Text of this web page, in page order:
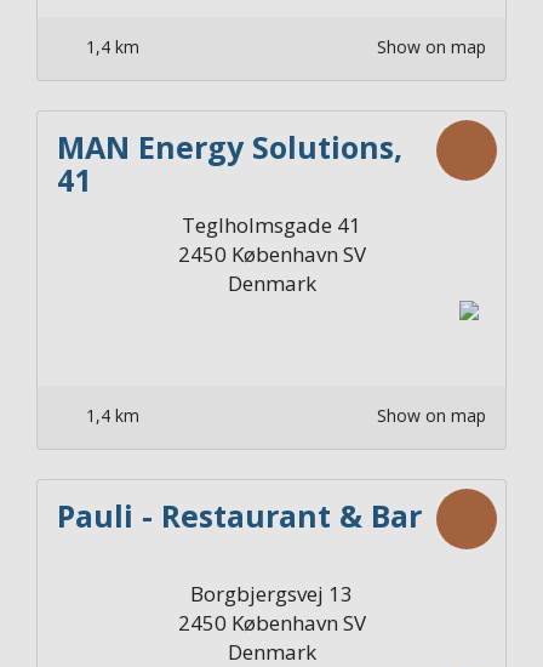
1,4 km Show on map
MAN Energy Solutions,
41
Teglholmsgade 41
2450 København SV
Denmark
1,4 km Show on map
Pauli - Restaurant & Bar
Borgbjergsvej 13
2450 København SV
Denmark